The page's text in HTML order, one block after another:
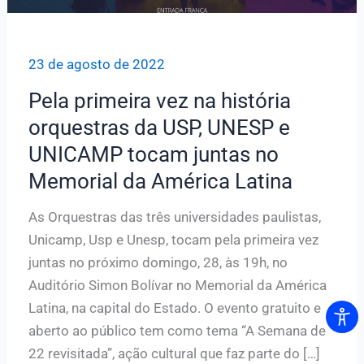
23 de agosto de 2022
Pela primeira vez na história
orquestras da USP, UNESP e
UNICAMP tocam juntas no
Memorial da América Latina
As Orquestras das três universidades paulistas,
Unicamp, Usp e Unesp, tocam pela primeira vez
juntas no próximo domingo, 28, às 19h, no
Auditório Simon Bolívar no Memorial da América
Latina, na capital do Estado. O evento gratuito e
aberto ao público tem como tema “A Semana de
22 revisitada”, ação cultural que faz parte do […]